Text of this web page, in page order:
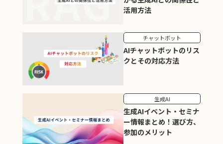
活用方法
チャットボット
AIチャットボットのリス
クとその対応方法
生成AI
生成AIイベント・セミナ
ー情報まとめ！選び方、
参加のメリット